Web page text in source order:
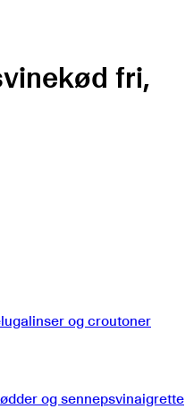
fri,
og croutoner
og sennepsvinaigrette